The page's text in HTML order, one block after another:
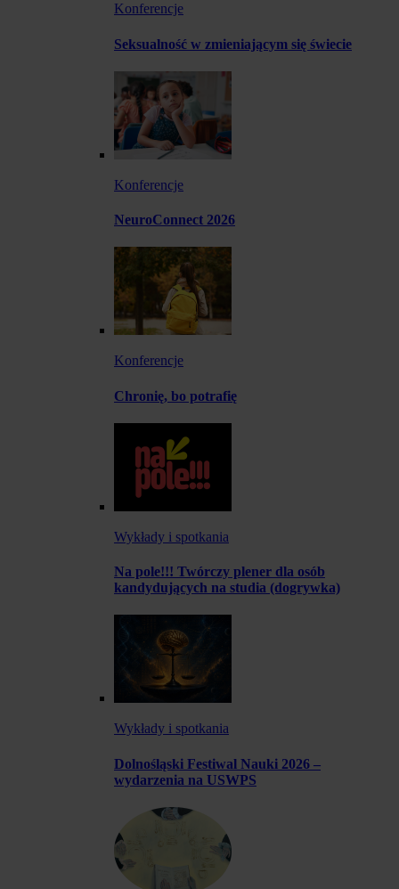
Konferencje
Seksualność w zmieniającym się świecie
Konferencje
NeuroConnect 2026
Konferencje
Chronię, bo potrafię
Wykłady i spotkania
Na pole!!! Twórczy plener dla osób
kandydujących na studia (dogrywka)
Wykłady i spotkania
Dolnośląski Festiwal Nauki 2026 –
wydarzenia na USWPS